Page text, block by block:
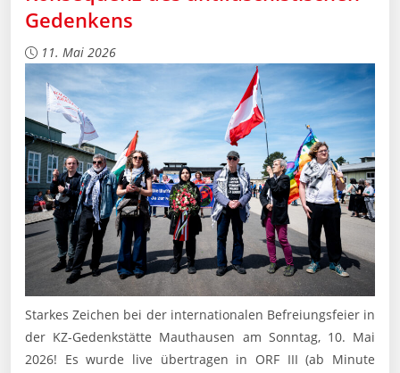
Gedenkens
11. Mai 2026
Starkes Zeichen bei der internationalen Befreiungsfeier in
der KZ-Gedenkstätte Mauthausen am Sonntag, 10. Mai
2026! Es wurde live übertragen in ORF III (ab Minute